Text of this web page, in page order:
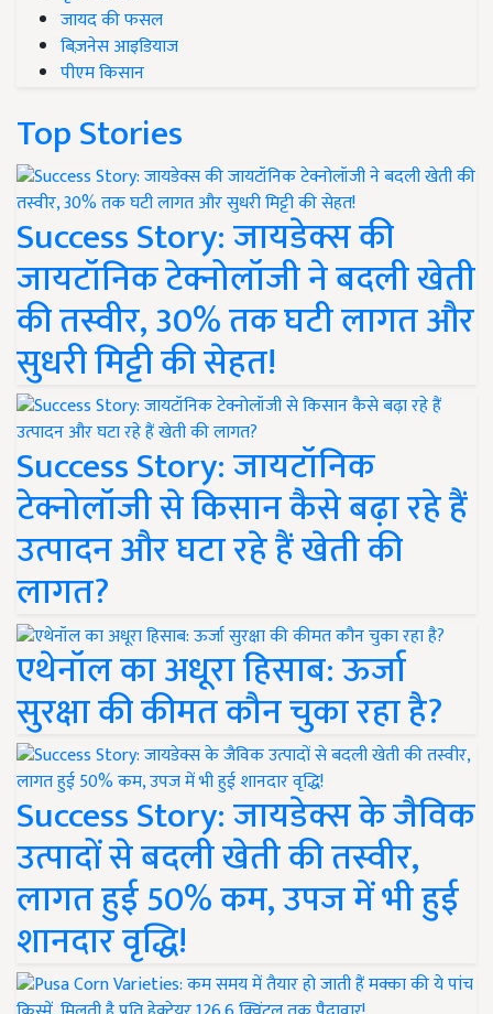
जायद की फसल
बिज़नेस आइडियाज
पीएम किसान
Top Stories
Success Story: जायडेक्स की
जायटॉनिक टेक्नोलॉजी ने बदली खेती
की तस्वीर, 30% तक घटी लागत और
सुधरी मिट्टी की सेहत!
Success Story: जायटॉनिक
टेक्नोलॉजी से किसान कैसे बढ़ा रहे हैं
उत्पादन और घटा रहे हैं खेती की
लागत?
एथेनॉल का अधूरा हिसाब: ऊर्जा
सुरक्षा की कीमत कौन चुका रहा है?
Success Story: जायडेक्स के जैविक
उत्पादों से बदली खेती की तस्वीर,
लागत हुई 50% कम, उपज में भी हुई
शानदार वृद्धि!